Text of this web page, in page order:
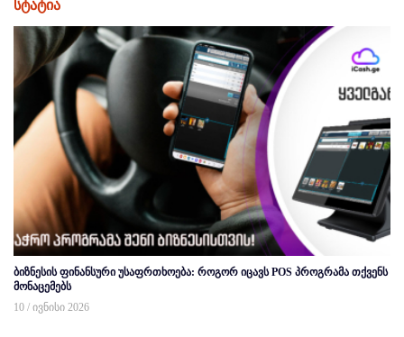
სტატია
ბიზნესის ფინანსური უსაფრთხოება: როგორ იცავს POS პროგრამა თქვენს
მონაცემებს
10 / ივნისი 2026